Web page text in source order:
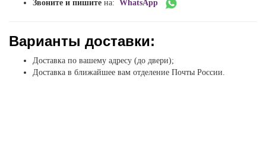
Звоните и пишите на: WhatsApp
Варианты доставки:
Доставка по вашему адресу (до двери);
Доставка в ближайшее вам отделение Почты России.